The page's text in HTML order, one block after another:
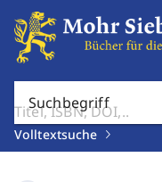
Suchbegriff
Volltextsuche